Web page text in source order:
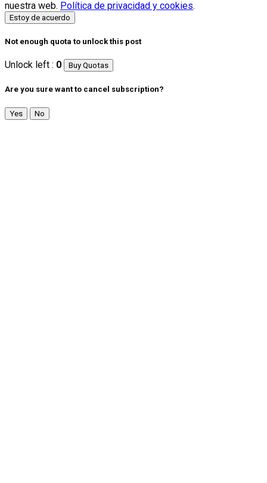
nuestra web. Política de privacidad y cookies.
Estoy de acuerdo
Not enough quota to unlock this post
Unlock left : 0 Buy Quotas
Are you sure want to cancel subscription?
Yes No